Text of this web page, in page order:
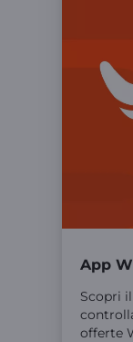
App
Scopri
offerte